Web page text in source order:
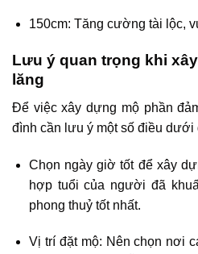
150cm: Tăng cường tài lộc,
Lưu ý quan trọng khi
lăng
Để việc xây dựng mộ phần
đình cần lưu ý một số điều dưới
Chọn ngày giờ tốt để xây
hợp tuổi của người đã
phong thuỷ tốt nhất.
Vị trí đặt mộ: Nên chọn nơi